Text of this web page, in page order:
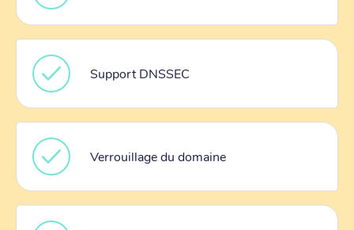
Support DNSSEC
Verrouillage du domaine